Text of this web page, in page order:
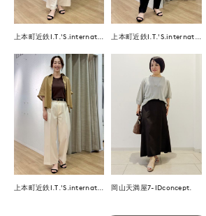
岡山天満屋7-IDconcept.